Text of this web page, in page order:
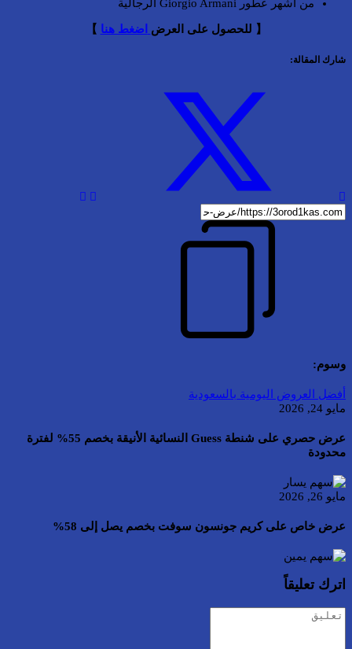
من أشهر عطور Giorgio Armani الرجالية
【 للحصول على العرض اضغط هنا 】
شارك المقالة:
وسوم:
أفضل العروض اليومية بالسعودية
مايو 24, 2026
عرض حصري على شنطة Guess النسائية الأنيقة بخصم 55% لفترة
محدودة
مايو 26, 2026
عرض خاص على كريم جونسون سوفت بخصم يصل إلى 58%
اترك تعليقاً